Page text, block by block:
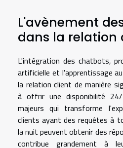
L'avènement
dans la relation
L'intégration des chatbots,
artificielle et l'apprentissage
la relation client de manière
à offrir une disponibilité
majeurs qui transforme
clients ayant des requêtes à
la nuit peuvent obtenir des
contribue grandement à